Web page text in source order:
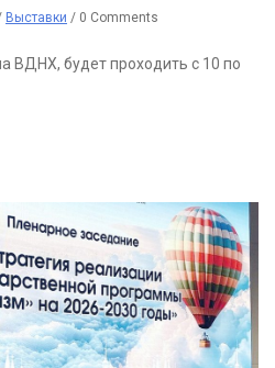
Выставки / 0 Comments
ВДНХ, будет проходить с 10 по